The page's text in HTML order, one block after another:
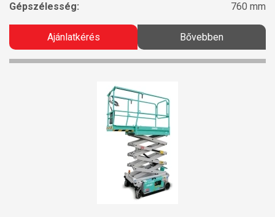
Gépszélesség:
760 mm
Ajánlatkérés Bővebben